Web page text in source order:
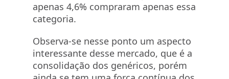
apenas 4,6% compraram apenas essa
categoria.
Observa-se nesse ponto um aspecto
interessante desse mercado, que é a
consolidação dos genéricos, porém